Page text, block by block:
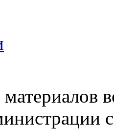
материалов